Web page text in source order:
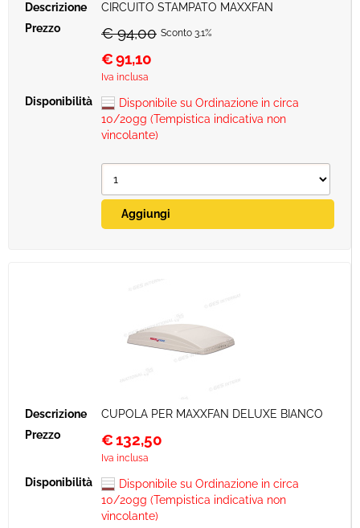
CIRCUITO STAMPATO MAXXFAN
€ 94,00 Sconto 3.1%
€91,10
Iva inclusa
Disponibile su Ordinazione in circa
10/20gg (Tempistica indicativa non
vincolante)
CUPOLA PER MAXXFAN DELUXE BIANCO
€132,50
Iva inclusa
Disponibile su Ordinazione in circa
10/20gg (Tempistica indicativa non
vincolante)